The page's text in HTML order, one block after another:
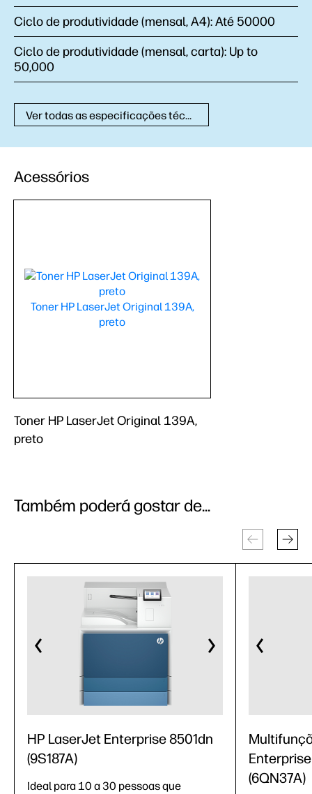
Ciclo de produtividade (mensal, A4):Até 50000
Ciclo de produtividade (mensal, carta): Up to
50,000
Ver todas as especificações técnicas
Acessórios
Toner HP LaserJet Original 139A,
preto
Também poderá gostar de...
HP LaserJet Enterprise 8501dn
(9S187A)
Ideal para 10 a 30 pessoas que
(6QN37A)